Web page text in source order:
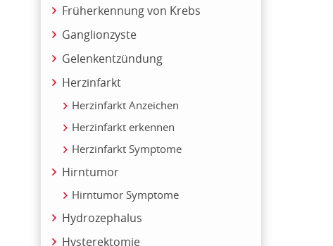
Früherkennung von Krebs
Ganglionzyste
Gelenkentzündung
Herzinfarkt
Herzinfarkt Anzeichen
Herzinfarkt erkennen
Herzinfarkt Symptome
Hirntumor
Hirntumor Symptome
Hydrozephalus
Hysterektomie